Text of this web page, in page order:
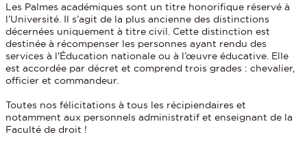
Les Palmes académiques sont un titre honorifique réservé à
l’Université. Il s’agit de la plus ancienne des distinctions
décernées uniquement à titre civil. Cette distinction est
destinée à récompenser les personnes ayant rendu des
services à l'Éducation nationale ou à l’œuvre éducative. Elle
est accordée par décret et comprend trois grades : chevalier,
officier et commandeur.
Toutes nos félicitations à tous les récipiendaires et
notamment aux personnels administratif et enseignant de la
Faculté de droit !